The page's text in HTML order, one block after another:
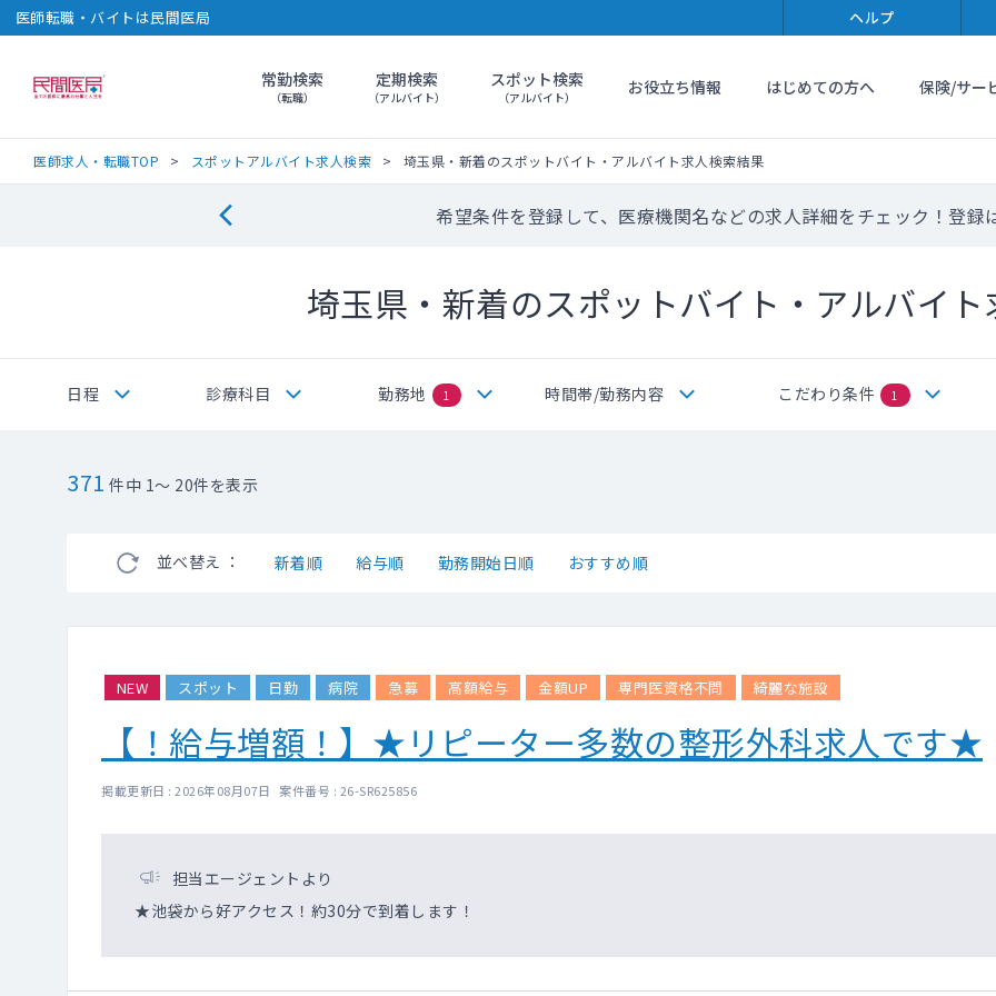
医師転職・バイトは民間医局 ヘルプ
民間医局常勤検索
（転職）
定期検索
（アルバイト）
スポット検索
（アルバイト） お役立ち情報 はじめての方へ 保険/サー
医師求人・転職TOP スポットアルバイト求人検索 埼玉県・新着のスポットバイト・アルバイト求人検索結果
希望条件を登録して、医療機関名などの求人詳細をチェック！登録
埼玉県・新着のスポットバイト・アルバイ
日程 診療科目 勤務地 1 時間帯/勤務内容 こだわり条件 1
371 件中 1～ 20件を表示
並べ替え ： 新着順 給与順 勤務開始日順 おすすめ順
NEW スポット 日勤 病院 急募 高額給与 金額UP 専門医資格不問 綺麗な施設
【！給与増額！】★リピーター多数の整形外科求人です★
掲載更新日 : 2026年08月07日 案件番号 : 26-SR625856
担当エージェントより
★池袋から好アクセス！約30分で到着します！